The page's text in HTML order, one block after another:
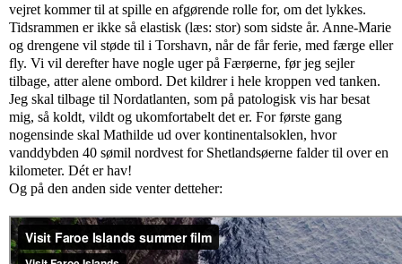
vejret kommer til at spille en afgørende rolle for, om det lykkes.
Tidsrammen er ikke så elastisk (læs: stor) som sidste år. Anne-Marie
og drengene vil støde til i Torshavn, når de får ferie, med færge eller
fly. Vi vil derefter have nogle uger på Færøerne, før jeg sejler
tilbage, atter alene ombord. Det kildrer i hele kroppen ved tanken.
Jeg skal tilbage til Nordatlanten, som på patologisk vis har besat
mig, så koldt, vildt og ukomfortabelt det er. For første gang
nogensinde skal Mathilde ud over kontinentalsoklen, hvor
vanddybden 40 sømil nordvest for Shetlandsøerne falder til over en
kilometer. Dét er hav!
Og på den anden side venter detteher: